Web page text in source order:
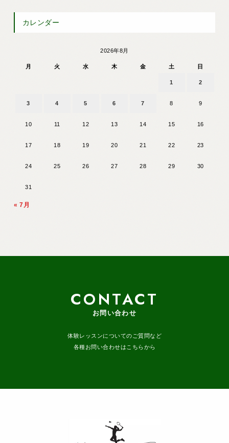
カレンダー
2026年8月
月 火 水 木 金 土 日
1 2
3 4 5 6 7 8 9
10 11 12 13 14 15 16
17 18 19 20 21 22 23
24 25 26 27 28 29 30
31
« 7月
CONTACT
お問い合わせ
体験レッスンについてのご質問など
各種お問い合わせはこちらから